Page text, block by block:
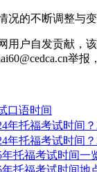
况的不断调整与
用户自发贡献，
举
口语时间
年托福考试时间
年托福考试时间
年托福考试时间一